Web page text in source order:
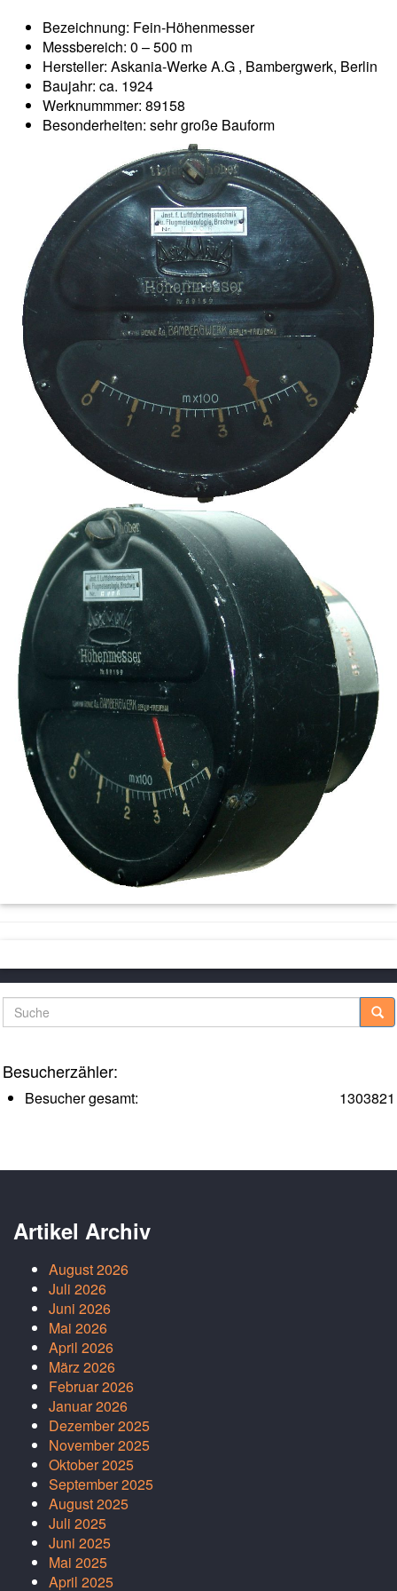
Bezeichnung: Fein-Höhenmesser
Messbereich: 0 – 500 m
Hersteller: Askania-Werke A.G , Bambergwerk, Berlin
Baujahr: ca. 1924
Werknummmer: 89158
Besonderheiten: sehr große Bauform
Suche
Besucherzähler:
1303821
Besucher gesamt:
Artikel Archiv
August 2026
Juli 2026
Juni 2026
Mai 2026
April 2026
März 2026
Februar 2026
Januar 2026
Dezember 2025
November 2025
Oktober 2025
September 2025
August 2025
Juli 2025
Juni 2025
Mai 2025
April 2025